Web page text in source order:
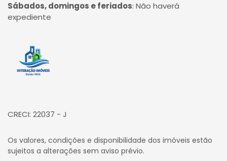
Sábados, domingos e feriados: Não haverá
expediente
Página inicial
CRECI: 22037 - J
Os valores, condições e disponibilidade dos imóveis estão
sujeitos a alterações sem aviso prévio.